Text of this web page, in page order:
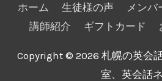
ホーム 生徒様の声 メンバ
講師紹介
ギフトカード
Copyright © 2026 札幌の英会
室、英会話